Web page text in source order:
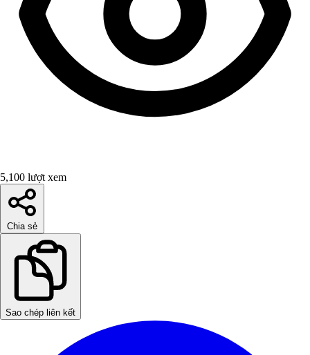
5,100 lượt xem
Chia sẻ
Sao chép liên kết